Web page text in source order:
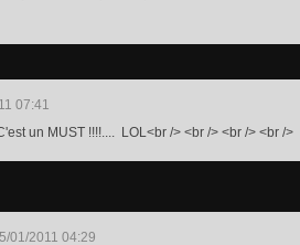
07:41
un MUST !!!!.... LOL<br /> <br /> <br /> <br />
01/2011 04:29